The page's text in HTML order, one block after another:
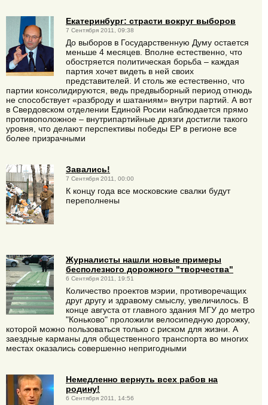
Екатеринбург: страсти вокруг выборов
7 Сентября 2011, 09:38
До выборов в Государственную Думу остается
меньше 4 месяцев. Вполне естественно, что
обостряется политическая борьба – каждая
партия хочет видеть в ней своих
представителей. И столь же естественно, что
партии консолидируются, ведь предвыборный период отнюдь
не способствует «разброду и шатаниям» внутри партий. А вот
в Свердовском отделении Единой Росии наблюдается прямо
противоположное – внутрипартийные дрязги достигли такого
уровня, что делают перспективы победы ЕР в регионе все
более призрачными
Завались!
7 Сентября 2011, 00:00
К концу года все московские свалки будут
переполнены
Журналисты нашли новые примеры
бесполезного дорожного "творчества"
6 Сентября 2011, 19:51
Количество проектов мэрии, противоречащих
друг другу и здравому смыслу, увеличилось. В
конце августа от главного здания МГУ до метро
"Коньково" проложили велосипедную дорожку,
которой можно пользоваться только с риском для жизни. А
заездные карманы для общественного транспорта во многих
местах оказались совершенно непригодными
Немедленно вернуть всех рабов на
родину!
6 Сентября 2011, 14:56